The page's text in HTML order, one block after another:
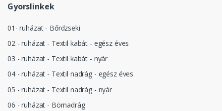
Gyorslinkek
01- ruházat - Bőrdzseki
02 - ruházat - Textil kabát - egész éves
03 - ruházat - Textil kabát - nyár
04 - ruházat - Textil nadrág - egész éves
05 - ruházat - Textil nadrág - nyár
06 - ruházat - Börnadrág